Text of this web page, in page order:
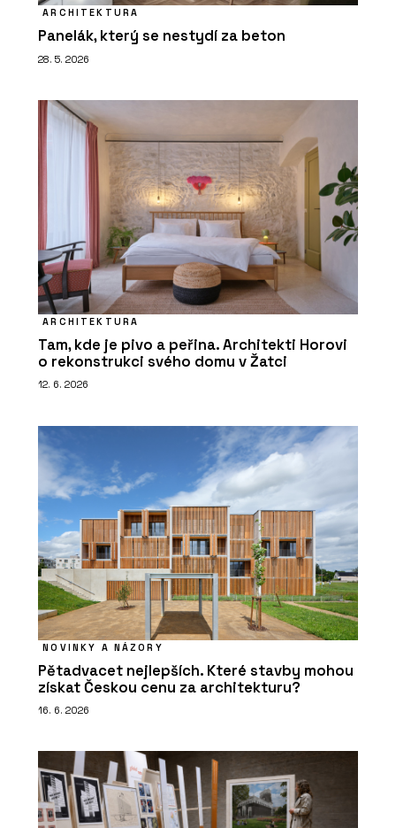
ARCHITEKTURA
Panelák, který se nestydí za beton
28. 5. 2026
ARCHITEKTURA
Tam, kde je pivo a peřina. Architekti Horovi
o rekonstrukci svého domu v Žatci
12. 6. 2026
NOVINKY A NÁZORY
Pětadvacet nejlepších. Které stavby mohou
získat Českou cenu za architekturu?
16. 6. 2026